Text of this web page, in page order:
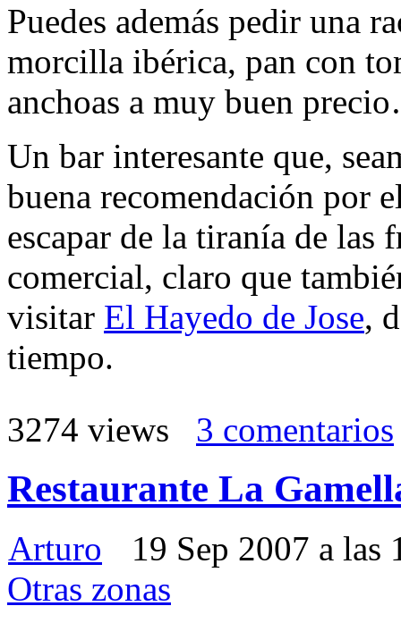
Puedes además pedir una
morcilla ibérica, pan con
anchoas a muy buen
Un bar interesante que,
buena recomendación por
escapar de la tiranía de las
comercial, claro que
visitar El Hayedo de Jose,
tiempo.
3274 views
3 comentarios
Restaurante La
Arturo
19 Sep 2007 a
Otras zonas